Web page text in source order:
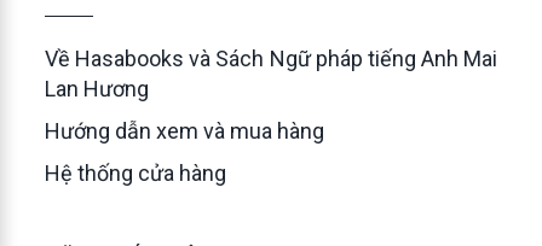
Về Hasabooks và Sách Ngữ pháp tiếng Anh Mai
Lan Hương
Hướng dẫn xem và mua hàng
Hệ thống cửa hàng